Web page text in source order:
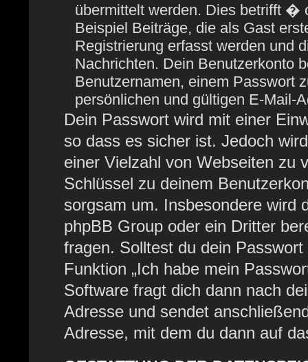
übermittelt werden. Dies betrifft
Beispiel Beiträge, die als Gast
Registrierung erfasst werden und
Nachrichten. Dein Benutzerkonto
Benutzernamen, einem Passwort
persönlichen und gültigen E-Mail-
Dein Passwort wird mit einer
so dass es sicher ist. Jedoch
einer Vielzahl von Webseiten zu
Schlüssel zu deinem
sorgsam um. Insbesondere wird
phpBB Group oder ein Dritter
fragen. Solltest du dein
Funktion „Ich habe mein
Software fragt dich dann nach
Adresse und sendet
Adresse, mit dem du dann auf